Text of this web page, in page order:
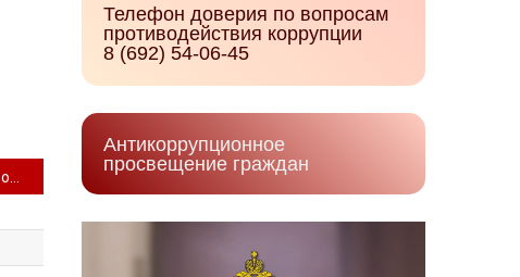
Телефон доверия по вопросам
противодействия коррупции
8 (692) 54-06-45
Антикоррупционное
просвещение граждан